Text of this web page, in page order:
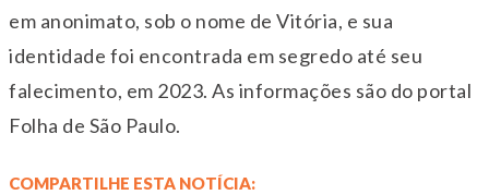
em anonimato, sob o nome de Vitória, e sua
identidade foi encontrada em segredo até seu
falecimento, em 2023. As informações são do portal
Folha de São Paulo.
COMPARTILHE ESTA NOTÍCIA: